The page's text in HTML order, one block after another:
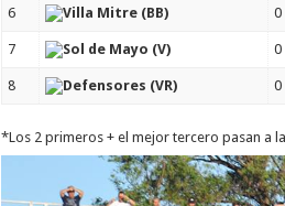
6 Villa Mitre (BB) 0
7 Sol de Mayo (V) 0
8 Defensores (VR) 0
*Los 2 primeros + el mejor tercero pasan a la